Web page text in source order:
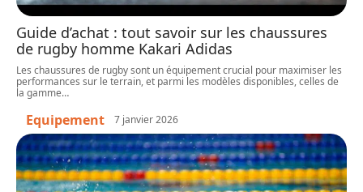
Guide d’achat : tout savoir sur les chaussures
de rugby homme Kakari Adidas
Les chaussures de rugby sont un équipement crucial pour maximiser les
performances sur le terrain, et parmi les modèles disponibles, celles de
la gamme…
Equipement 7 janvier 2026